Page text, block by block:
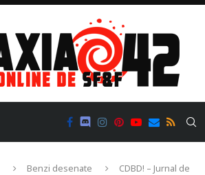
Benzi desenate
CDBD! – Jurnal de